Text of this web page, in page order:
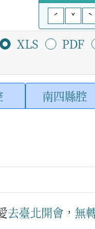
ˊ
ˇ ˋ
XLS PDF
南四縣腔
去臺北開會 ， 無